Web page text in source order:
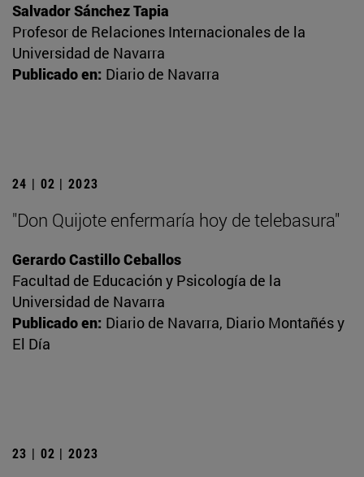
Salvador Sánchez Tapia
Profesor de Relaciones Internacionales de la
Universidad de Navarra
Publicado en: Diario de Navarra
24 | 02 | 2023
"Don Quijote enfermaría hoy de telebasura"
Gerardo Castillo Ceballos
Facultad de Educación y Psicología de la
Universidad de Navarra
Publicado en: Diario de Navarra, Diario Montañés y
El Día
23 | 02 | 2023